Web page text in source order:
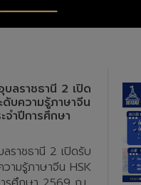
บลราชธานี 2 เปิด
บความรู้ภาษาจีน
จำปีการศึกษา
ลราชธานี 2 เปิดรับ
ามรู้ภาษาจีน HSK